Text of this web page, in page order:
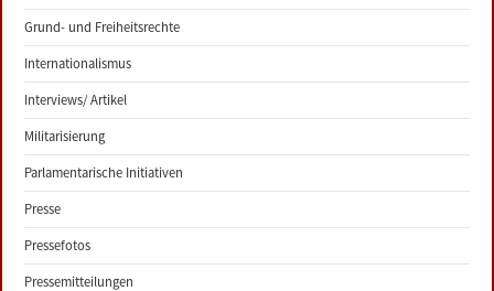
Grund- und Freiheitsrechte
Internationalismus
Interviews/ Artikel
Militarisierung
Parlamentarische Initiativen
Presse
Pressefotos
Pressemitteilungen